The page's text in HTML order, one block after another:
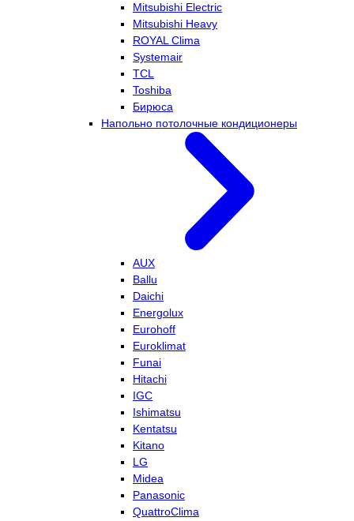
Mitsubishi Electric
Mitsubishi Heavy
ROYAL Clima
Systemair
TCL
Toshiba
Бирюса
Напольно потолочные кондиционеры
AUX
Ballu
Daichi
Energolux
Eurohoff
Euroklimat
Funai
Hitachi
IGC
Ishimatsu
Kentatsu
Kitano
LG
Midea
Panasonic
QuattroClima